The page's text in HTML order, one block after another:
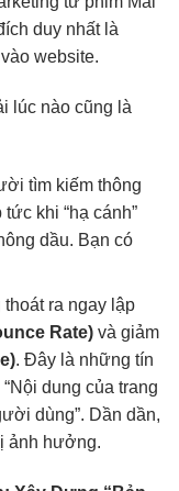
duy nhất là
website.
lúc nào cũng là
tìm kiếm thông
khi “hạ cánh”
dầu. Bạn có
thoát ra ngay lập
Rate)và giảm
. Đây là những tín
dung của trang
dùng”. Dần dần,
ảnh hưởng.